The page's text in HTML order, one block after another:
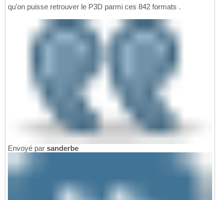
qu'on puisse retrouver le P3D parmi ces 842 formats .
Envoyé par sanderbe